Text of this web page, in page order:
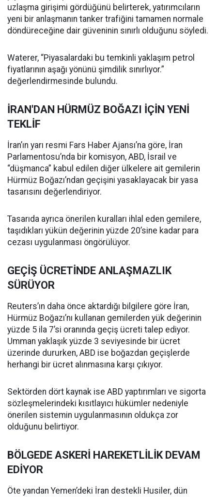
uzlaşma girişimi gördüğünü belirterek, yatırımcıların
yeni bir anlaşmanın tanker trafiğini tamamen normale
döndüreceğine dair güveninin sınırlı olduğunu söyledi.
Waterer, “Piyasalardaki bu temkinli yaklaşım petrol
fiyatlarının aşağı yönünü şimdilik sınırlıyor.”
değerlendirmesinde bulundu.
İRAN'DAN HÜRMÜZ BOĞAZI İÇİN YENİ
TEKLİF
İran’ın yarı resmi Fars Haber Ajansı’na göre, İran
Parlamentosu’nda bir komisyon, ABD, İsrail ve
“düşmanca” kabul edilen diğer ülkelere ait gemilerin
Hürmüz Boğazı’ndan geçişini yasaklayacak bir yasa
tasarısını değerlendiriyor.
Tasarıda ayrıca önerilen kuralları ihlal eden gemilere,
taşıdıkları yükün değerinin yüzde 20’sine kadar para
cezası uygulanması öngörülüyor.
GEÇİŞ ÜCRETİNDE ANLAŞMAZLIK
SÜRÜYOR
Reuters’ın daha önce aktardığı bilgilere göre İran,
Hürmüz Boğazı’nı kullanan gemilerden yük değerinin
yüzde 5 ila 7’si oranında geçiş ücreti talep ediyor.
Umman yaklaşık yüzde 3 seviyesinde bir ücret
üzerinde dururken, ABD ise boğazdan geçişlerde
herhangi bir ücret alınmasına karşı çıkıyor.
Sektörden dört kaynak ise ABD yaptırımları ve sigorta
sözleşmelerindeki kısıtlayıcı hükümler nedeniyle
önerilen sistemin uygulanmasının oldukça zor
olduğunu belirtiyor.
BÖLGEDE ASKERİ HAREKETLİLİK DEVAM
EDİYOR
Öte yandan Yemen’deki İran destekli Husiler, dün